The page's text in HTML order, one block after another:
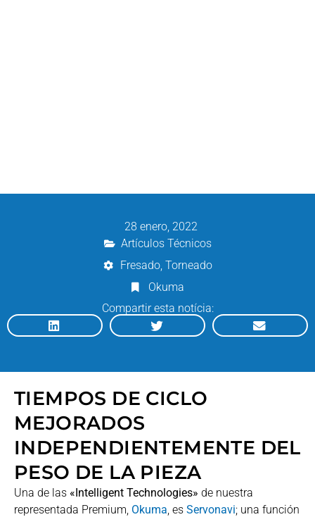
28 enero, 2022
Artículos Técnicos
Fresado, Torneado
Okuma
Compartir esta notícia:
TIEMPOS DE CICLO
MEJORADOS
INDEPENDIENTEMENTE DEL
PESO DE LA PIEZA
Una de las «Intelligent Technologies» de nuestra
representada Premium, Okuma , es Servonavi; una función